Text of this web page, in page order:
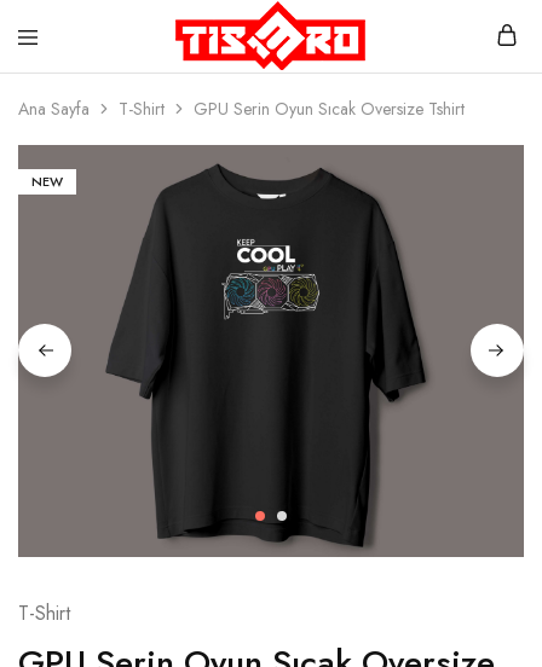
Ana Sayfa T-Shirt GPU Serin Oyun Sıcak Oversize Tshirt
NEW
T-Shirt